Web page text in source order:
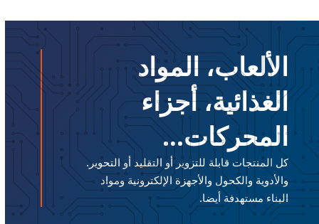
الألعاب، المواد
الغذائية، أجزاء
المحركات...
كل المنتجات قابلة للتزوير أو التقليد أو التحوير.
والأدوية والكحول والأجهزة الإلكترونية ومواد
البناء مستهدفة أيضا.